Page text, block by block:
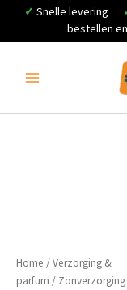
✓ Snelle levering
bestellen
Home /Verzorging &
parfum / Zonverzorging